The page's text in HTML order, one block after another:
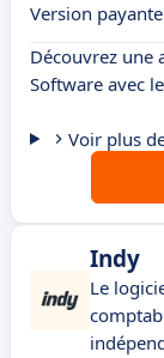
Version
Découvrez une
Software avec
Voir plus
Indy
Le